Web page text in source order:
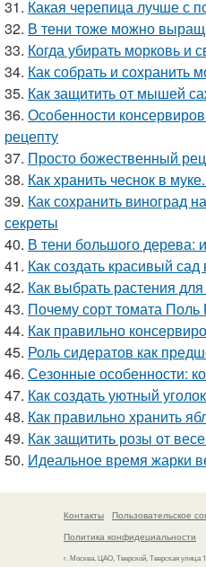
31. Какая черепица лучше с
32. В тени тоже можно
33. Когда убирать морковь и
34. Как собрать и сохранить
35. Как защитить от мышей
36. Особенности
рецепту
37. Просто божественный
38. Как хранить чеснок в
39. Как сохранить виноград
секреты
40. В тени большого дерева:
41. Как создать красивый
42. Как выбрать растения
43. Почему сорт томата
44. Как правильно
45. Роль сидератов как
46. Сезонные особенности:
47. Как создать уютный
48. Как правильно хранить
49. Как защитить розы от
50. Идеальное время жарки
Контакты
Пользовательское
Политика конфидециальности
г. Москва, ЦАО, Тверской, Тверская улица